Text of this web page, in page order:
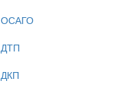
ОСАГО
ДТП
ДКП